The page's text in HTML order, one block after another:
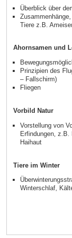
Überblick über
Tiere z.B.
Ahornsamen und
Prinzipien des
– Fallschirm)
Fliegen
Vorbild Natur
Vorstellung von
Erfindungen, z.B.
Haihaut
Tiere im Winter
Winterschlaf,